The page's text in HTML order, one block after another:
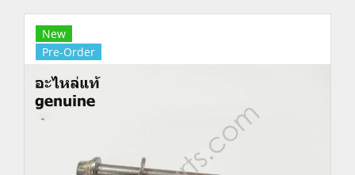
New
Pre-Order